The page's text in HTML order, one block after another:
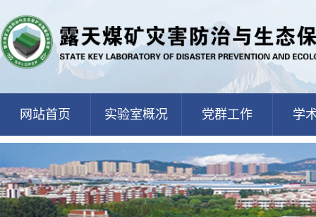
网站首页 实验室概况 党群工作 学